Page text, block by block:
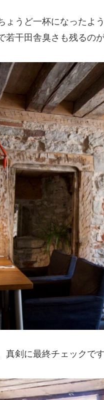
ょうど一杯になったよ
干田舎臭さも残るの
剣に最終チェックです